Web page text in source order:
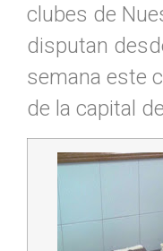
clubes de
disputan
semana este
de la capital